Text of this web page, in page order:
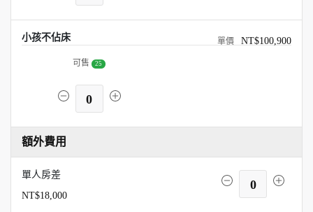
小孩不佔床 NT$100,900
可售 25
0
額外費用
單人房差
NT$18,000
0